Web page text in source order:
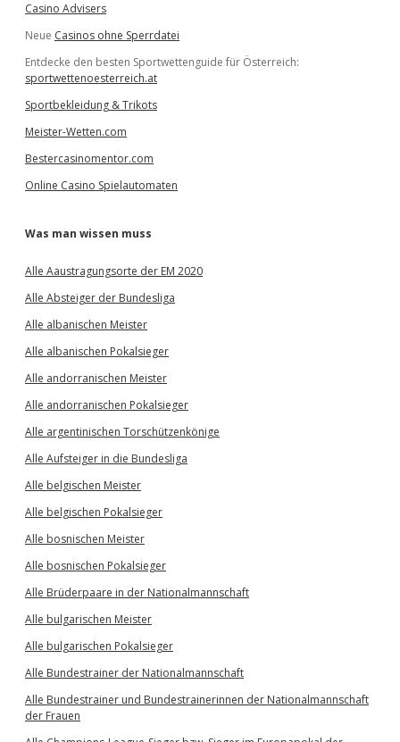
Casino Advisers
Neue Casinos ohne Sperrdatei
Entdecke den besten Sportwettenguide für Österreich:
sportwettenoesterreich.at
Sportbekleidung & Trikots
Meister-Wetten.com
Bestercasinomentor.com
Online Casino Spielautomaten
Was man wissen muss
Alle Aaustragungsorte der EM 2020
Alle Absteiger der Bundesliga
Alle albanischen Meister
Alle albanischen Pokalsieger
Alle andorranischen Meister
Alle andorranischen Pokalsieger
Alle argentinischen Torschützenkönige
Alle Aufsteiger in die Bundesliga
Alle belgischen Meister
Alle belgischen Pokalsieger
Alle bosnischen Meister
Alle bosnischen Pokalsieger
Alle Brüderpaare in der Nationalmannschaft
Alle bulgarischen Meister
Alle bulgarischen Pokalsieger
Alle Bundestrainer der Nationalmannschaft
Alle Bundestrainer und Bundestrainerinnen der Nationalmannschaft
der Frauen